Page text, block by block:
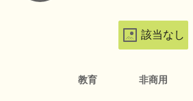
該当なし
教育 非商用